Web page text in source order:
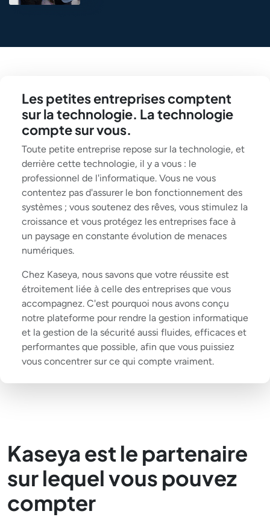
Les petites entreprises comptent
sur la technologie. La technologie
compte sur vous.
Toute petite entreprise repose sur la technologie, et
derrière cette technologie, il y a vous : le
professionnel de l'informatique. Vous ne vous
contentez pas d'assurer le bon fonctionnement des
systèmes ; vous soutenez des rêves, vous stimulez la
croissance et vous protégez les entreprises face à
un paysage en constante évolution de menaces
numériques.
Chez Kaseya, nous savons que votre réussite est
étroitement liée à celle des entreprises que vous
accompagnez. C'est pourquoi nous avons conçu
notre plateforme pour rendre la gestion informatique
et la gestion de la sécurité aussi fluides, efficaces et
performantes que possible, afin que vous puissiez
vous concentrer sur ce qui compte vraiment.
Kaseya est le partenaire
sur lequel vous pouvez
compter